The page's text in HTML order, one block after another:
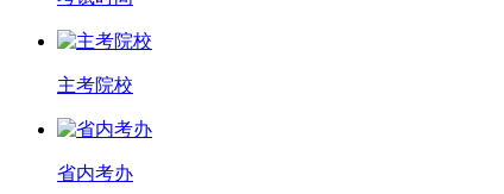
主考院校
省内考办